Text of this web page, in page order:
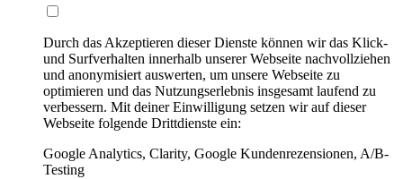
Durch das Akzeptieren dieser Dienste können wir das Klick-
und Surfverhalten innerhalb unserer Webseite nachvollziehen
und anonymisiert auswerten, um unsere Webseite zu
optimieren und das Nutzungserlebnis insgesamt laufend zu
verbessern. Mit deiner Einwilligung setzen wir auf dieser
Webseite folgende Drittdienste ein:
Google Analytics, Clarity, Google Kundenrezensionen, A/B-
Testing